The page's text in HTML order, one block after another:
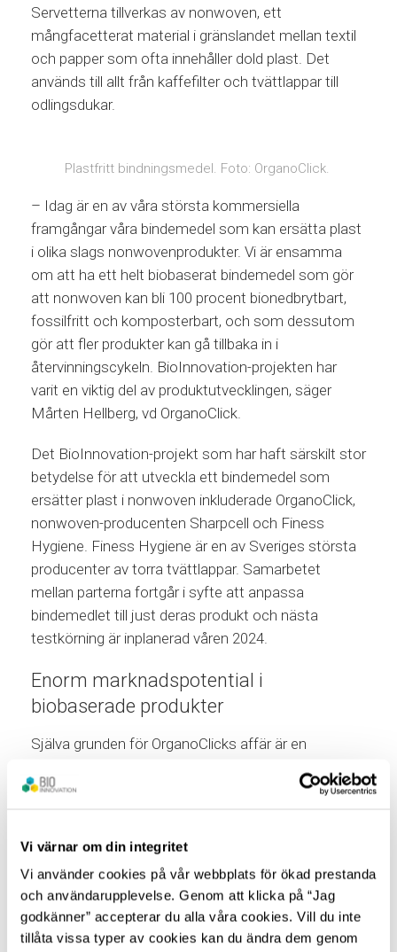
Vi värnar om din integritet
Vi använder cookies på vår webbplats för ökad prestanda
och användarupplevelse. Genom att klicka på “Jag
godkänner” accepterar du alla våra cookies. Vill du inte
tillåta vissa typer av cookies kan du ändra dem genom
Servetterna tillverkas av nonwoven, ett
mångfacetterat material i gränslandet mellan textil
och papper som ofta innehåller dold plast. Det
används till allt från kaffefilter och tvättlappar till
odlingsdukar.
Plastfritt bindningsmedel. Foto: OrganoClick.
– Idag är en av våra största kommersiella
framgångar våra bindemedel som kan ersätta plast
i olika slags nonwovenprodukter. Vi är ensamma
om att ha ett helt biobaserat bindemedel som gör
att nonwoven kan bli 100 procent bionedbrytbart,
fossilfritt och komposterbart, och som dessutom
gör att fler produkter kan gå tillbaka in i
återvinningscykeln. BioInnovation-projekten har
varit en viktig del av produktutvecklingen, säger
Mårten Hellberg, vd OrganoClick.
Det BioInnovation-projekt som har haft särskilt stor
betydelse för att utveckla ett bindemedel som
ersätter plast i nonwoven inkluderade OrganoClick,
nonwoven-producenten Sharpcell och Finess
Hygiene. Finess Hygiene är en av Sveriges största
producenter av torra tvättlappar. Samarbetet
mellan parterna fortgår i syfte att anpassa
bindemedlet till just deras produkt och nästa
testkörning är inplanerad våren 2024.
Enorm marknadspotential i
biobaserade produkter
Själva grunden för OrganoClicks affär är en
cellulosafibern, så att den kan fylla samma funktion
exempelvis också fungera som bindemedel i
kompositer och skydda trä och textil mot fukt och
brand. Idag finns OrganoClicks gröna kemi i allt från
klimatsmarta begravningskistor till ljudabsorbenter.